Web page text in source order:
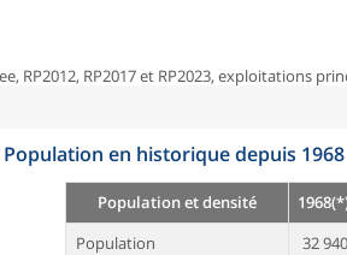
RP2012, RP2017 et RP2023, exploitations
Population en historique depuis 1968
Population et densité
Population
32 940